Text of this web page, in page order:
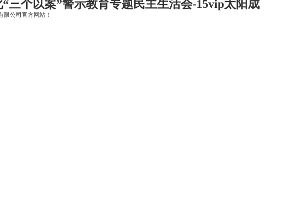
三个以案”警示教育专题民主生活会-15vip太阳成
限公司官方网站！